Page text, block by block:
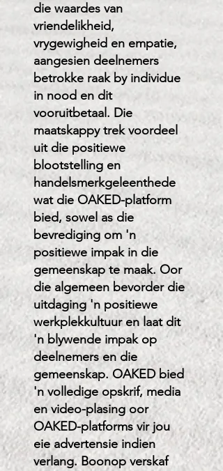
die waardes van
vriendelikheid,
vrygewigheid en empatie,
aangesien deelnemers
betrokke raak by individue
in nood en dit
vooruitbetaal. Die
maatskappy trek voordeel
uit die positiewe
blootstelling en
handelsmerkgeleenthede
wat die OAKED-platform
bied, sowel as die
bevrediging om 'n
positiewe impak in die
gemeenskap te maak. Oor
die algemeen bevorder die
uitdaging 'n positiewe
werkplekkultuur en laat dit
'n blywende impak op
deelnemers en die
gemeenskap. OAKED bied
'n volledige opskrif, media
en video-plasing oor
OAKED-platforms vir jou
eie advertensie indien
verlang. Boonop verskaf